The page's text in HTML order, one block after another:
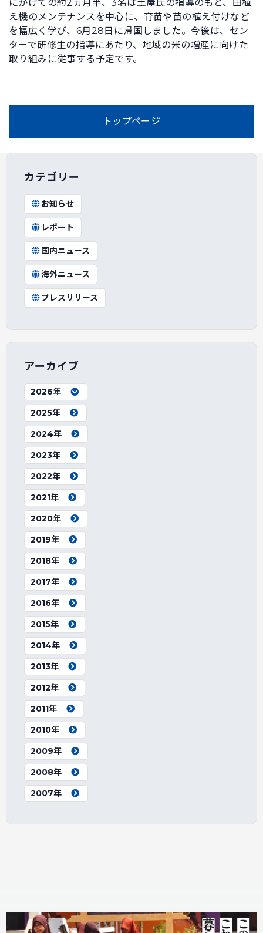
にかけての約2ヵ月半、3名は土屋氏の指導のもと、田植
え機のメンテナンスを中心に、育苗や苗の植え付けなど
を幅広く学び、6月28日に帰国しました。今後は、セン
ターで研修生の指導にあたり、地域の米の増産に向けた
取り組みに従事する予定です。
トップページ
カテゴリー
お知らせ
レポート
国内ニュース
海外ニュース
プレスリリース
アーカイブ
2026年
2025年
2024年
2023年
2022年
2021年
2020年
2019年
2018年
2017年
2016年
2015年
2014年
2013年
2012年
2011年
2010年
2009年
2008年
2007年